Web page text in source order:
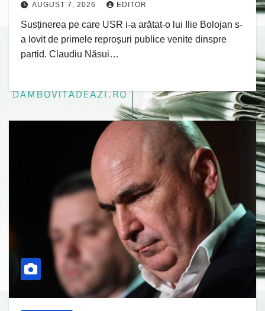
AUGUST 7, 2026 EDITOR
Susținerea pe care USR i-a arătat-o lui Ilie Bolojan s-
a lovit de primele reproșuri publice venite dinspre
partid. Claudiu Năsui…